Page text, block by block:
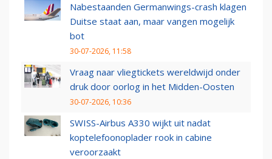
Nabestaanden Germanwings-crash klagen
Duitse staat aan, maar vangen mogelijk
bot
30-07-2026, 11:58
Vraag naar vliegtickets wereldwijd onder
druk door oorlog in het Midden-Oosten
30-07-2026, 10:36
SWISS-Airbus A330 wijkt uit nadat
koptelefoonoplader rook in cabine
veroorzaakt